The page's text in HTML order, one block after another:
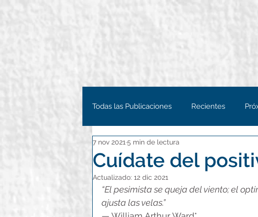
Todas las Publicaciones Recientes
Cuídate del
7 nov 2021 5 min de lectura
Actualizado: 12 dic 2021
“El pesimista se queja del viento; el
ajusta las velas.”